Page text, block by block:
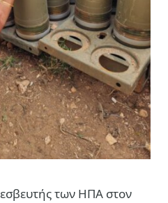
των ΗΠΑ στoν